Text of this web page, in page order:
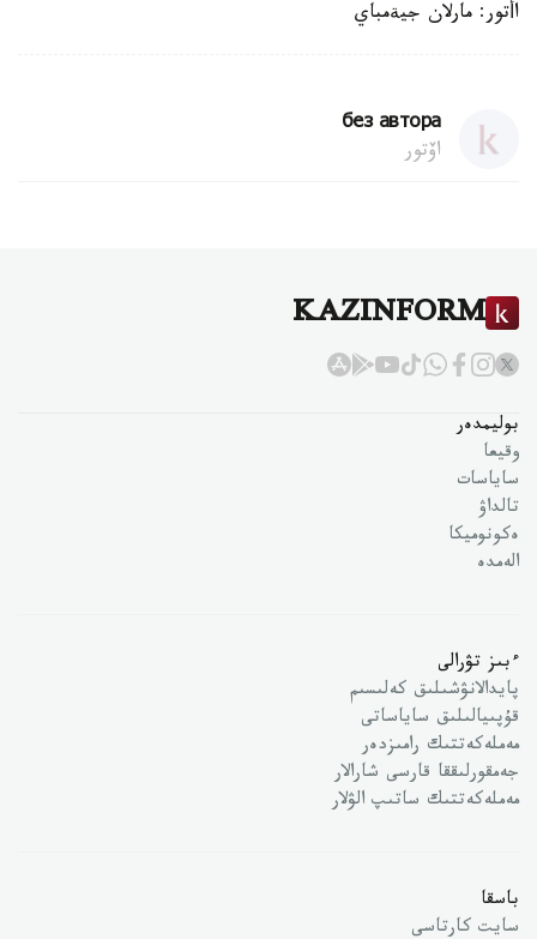
اأتور: مارلان جيةمباي
без автора
اۆتور
KAZINFORM
بوليمدەر
وقيعا
ساياسات
تالداۋ
ەكونوميكا
الەمدە
ءبىز تۋرالى
پايدالانۋشىلىق كەلىسىم
قۇپىيالىلىق ساياساتى
مەملەكەتتىك رامىزدەر
جەمقورلىققا قارسى شارالار
مەملەكەتتىك ساتىپ الۋلار
باسقا
سايت كارتاسى